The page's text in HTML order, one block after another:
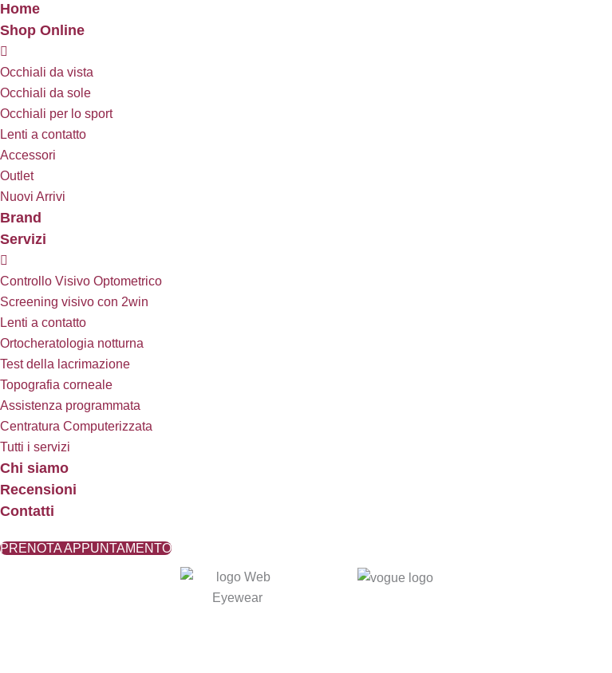
Home
Shop Online
Occhiali da vista
Occhiali da sole
Occhiali per lo sport
Lenti a contatto
Accessori
Outlet
Nuovi Arrivi
Brand
Servizi
Controllo Visivo Optometrico
Screening visivo con 2win
Lenti a contatto
Ortocheratologia notturna
Test della lacrimazione
Topografia corneale
Assistenza programmata
Centratura Computerizzata
Tutti i servizi
Chi siamo
Recensioni
Contatti
PRENOTA APPUNTAMENTO